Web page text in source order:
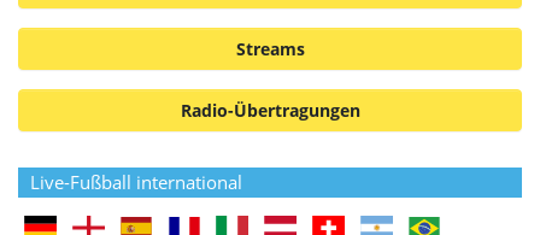
Streams
Radio-Übertragungen
Live-Fußball international